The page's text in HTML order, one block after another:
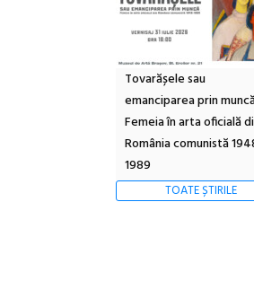
Tovarășele sau
emanciparea prin
Femeia în arta oficială
România comunistă
1989
TOATE ȘTIRILE